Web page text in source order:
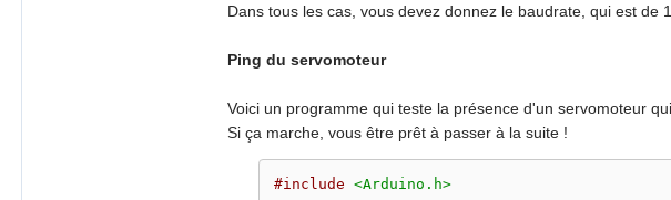
Dans tous les cas, vous devez donnez le baudrate, qui est de
Ping du servomoteur
Voici un programme qui teste la présence d'un servomoteur
Si ça marche, vous être prêt à passer à la suite !
#include <Arduino.h>